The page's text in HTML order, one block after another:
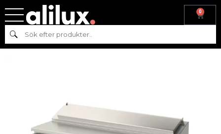
0
Sök
Hem
med lådor och kylkanal AT-MKHK-1635-3133-A